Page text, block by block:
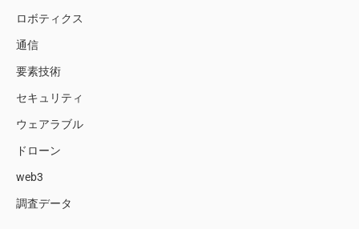
ロボティクス
通信
要素技術
セキュリティ
ウェアラブル
ドローン
web3
調査データ